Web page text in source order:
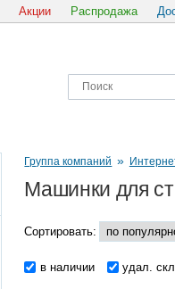
Акции Распродажа
Группа компаний »
Машинки для
Сортировать:
в наличии удал.